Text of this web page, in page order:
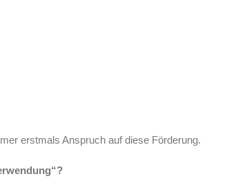
erstmals Anspruch auf diese Förderung.